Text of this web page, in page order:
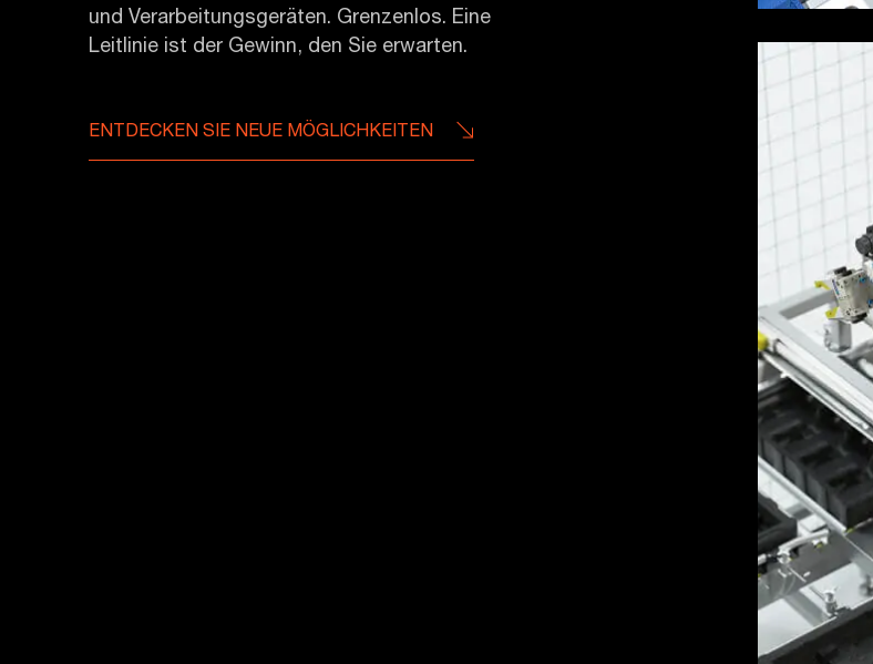
und Verarbeitungsgeräten. Grenzenlos. Eine
Leitlinie ist der Gewinn, den Sie erwarten.
ENTDECKEN SIE NEUE MÖGLICHKEITEN